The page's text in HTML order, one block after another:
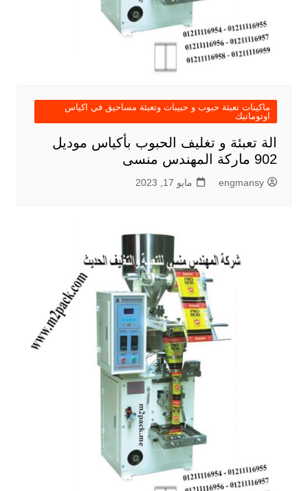
ماكينات تعبئة حبوب و حبيبات وتعبئة مساحيق في اكياس
اوتوماتيك
الة تعبئة و تغليف الحبوب بأكياس موديل
902 ماركة المهندس منسى
engmansy مايو 17, 2023